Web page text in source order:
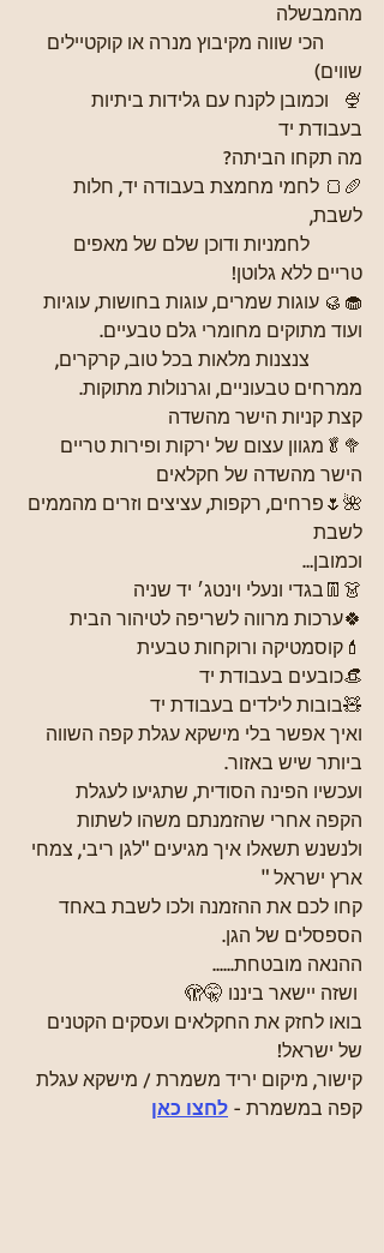
מהמבשלה
        הכי שווה מקיבוץ מנרה או קוקטיילים
שווים)
🍨   וכמובן לקנח עם גלידות ביתיות
בעבודת יד
מה תקחו הביתה?
🥖🍞 לחמי מחמצת בעבודה יד, חלות
לשבת,
           לחמניות ודוכן שלם של מאפים
טריים ללא גלוטן!
🧁🥮 עוגות שמרים, עוגות בחושות, עוגיות
ועוד מתוקים מחומרי גלם טבעיים.
           צנצנות מלאות בכל טוב, קרקרים,
ממרחים טבעוניים, וגרנולות מתוקות.
קצת קניות הישר מהשדה
🥦🥬מגוון עצום של ירקות ופירות טריים
הישר מהשדה של חקלאים
🌺🌷פרחים, רקפות, עציצים וזרים מהממים
לשבת
וכמובן…
👗👖בגדי ונעלי וינטג׳ יד שניה
🍀ערכות מרווה לשריפה לטיהור הבית
💄קוסמטיקה ורוקחות טבעית
👒כובעים בעבודת יד
🧸בובות לילדים בעבודת יד
ואיך אפשר בלי מישקא עגלת קפה השווה
ביותר שיש באזור.
ועכשיו הפינה הסודית, שתגיעו לעגלת
הקפה אחרי שהזמנתם משהו לשתות
ולנשנש תשאלו איך מגיעים "לגן ריבי, צמחי
ארץ ישראל "
קחו לכם את ההזמנה ולכו לשבת באחד
הספסלים של הגן.
ההנאה מובטחת......
בואו לחזק את החקלאים ועסקים הקטנים
של ישראל!
קישור, מיקום יריד משמרת / מישקא עגלת
קפה במשמרת - לחצו כאן